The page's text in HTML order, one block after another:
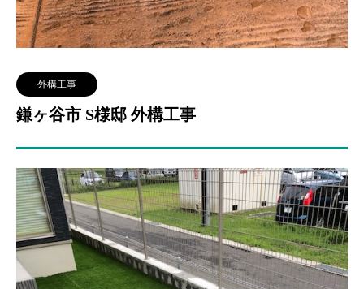
外構工事
鎌ヶ谷市 S様邸 外構工事